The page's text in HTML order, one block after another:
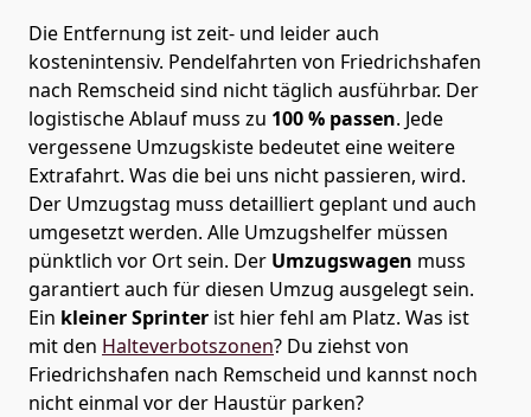
Die Entfernung ist zeit- und leider auch
kostenintensiv. Pendelfahrten von Friedrichshafen
nach Remscheid sind nicht täglich ausführbar. Der
logistische Ablauf muss zu 100 % passen. Jede
vergessene Umzugskiste bedeutet eine weitere
Extrafahrt. Was die bei uns nicht passieren, wird.
Der Umzugstag muss detailliert geplant und auch
umgesetzt werden. Alle Umzugshelfer müssen
pünktlich vor Ort sein. Der Umzugswagen muss
garantiert auch für diesen Umzug ausgelegt sein.
Ein kleiner Sprinter ist hier fehl am Platz. Was ist
mit den Halteverbotszonen? Du ziehst von
Friedrichshafen nach Remscheid und kannst noch
nicht einmal vor der Haustür parken?